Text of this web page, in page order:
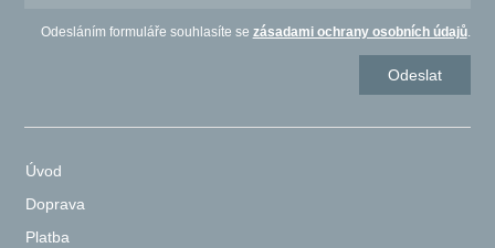
Odesláním formuláře souhlasíte se zásadami ochrany osobních údajů.
Úvod
Doprava
Platba